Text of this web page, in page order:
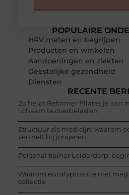
POPULAIRE
HRV meten en begrijpen
Producten en winkelen
Aandoeningen en ziekten
Geestelijke gezondheid
Diensten
RECENTE
Zo helpt Reformer Pilates je aan
lichaam te overbelasten
Structuur als medicijn: waarom
versnelt bij jongeren
Personal trainer Leiderdorp:
Waarom eucalyptusolie niet
collectie